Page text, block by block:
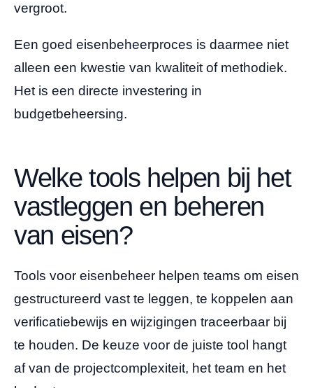
vergroot.
Een goed eisenbeheerproces is daarmee niet
alleen een kwestie van kwaliteit of methodiek.
Het is een directe investering in
budgetbeheersing.
Welke tools helpen bij het
vastleggen en beheren
van eisen?
Tools voor eisenbeheer helpen teams om eisen
gestructureerd vast te leggen, te koppelen aan
verificatiebewijs en wijzigingen traceerbaar bij
te houden. De keuze voor de juiste tool hangt
af van de projectcomplexiteit, het team en het